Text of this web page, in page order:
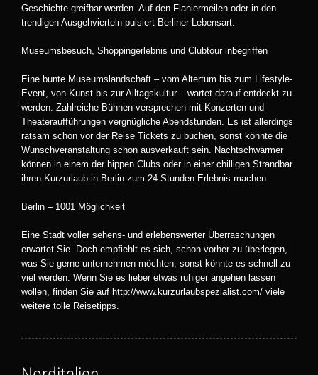
Geschichte greifbar werden. Auf den Flaniermeilen oder in den
trendigen Ausgehvierteln pulsiert Berliner Lebensart.
Museumsbesuch, Shoppingerlebnis und Clubtour inbegriffen
Eine bunte Museumslandschaft – vom Altertum bis zum Lifestyle-
Event, von Kunst bis zur Alltagskultur – wartet darauf entdeckt zu
werden. Zahlreiche Bühnen versprechen mit Konzerten und
Theateraufführungen vergnügliche Abendstunden. Es ist allerdings
ratsam schon vor der Reise Tickets zu buchen, sonst könnte die
Wunschveranstaltung schon ausverkauft sein. Nachtschwärmer
können in einem der hippen Clubs oder in einer chilligen Strandbar
ihren Kurzurlaub in Berlin zum 24-Stunden-Erlebnis machen.
Berlin – 1001 Möglichkeit
Eine Stadt voller sehens- und erlebenswerter Überraschungen
erwartet Sie. Doch empfiehlt es sich, schon vorher zu überlegen,
was Sie gerne unternehmen möchten, sonst könnte es schnell zu
viel werden. Wenn Sie es lieber etwas ruhiger angehen lassen
wollen, finden Sie auf http://www.kurzurlaubspezialist.com/ viele
weitere tolle Reisetipps.